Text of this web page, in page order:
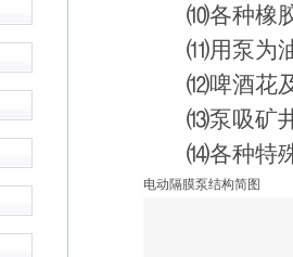
⑽各种橡胶
⑾用泵为油
⑿啤酒花及
⒀泵吸矿井
⒁各种特殊
电动隔膜泵结构简图